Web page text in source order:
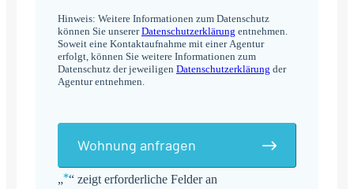
„*“ zeigt erforderliche Felder an
Hinweis: Weitere Informationen zum Datenschutz
können Sie unsererDatenschutzerklärung entnehmen.
Soweit eine Kontaktaufnahme mit einer Agentur
erfolgt, können Sie weitere Informationen zum
Datenschutz der jeweiligen Datenschutzerklärung der
Agentur entnehmen.
Wohnung anfragen